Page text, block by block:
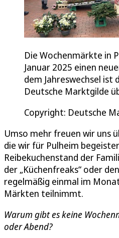
Die Wochenmärkte in
Januar 2025 einen
dem Jahreswechsel ist
Deutsche Marktgilde
Copyright: Deutsche
Umso mehr freuen wir uns
die wir für Pulheim
Reibekuchenstand der
der „Küchenfreaks“ oder
regelmäßig einmal im
Märkten teilnimmt.
Warum gibt es keine
oder Abend?